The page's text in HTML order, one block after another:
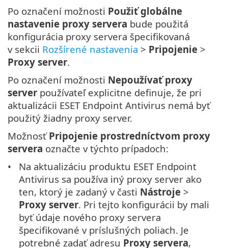
Po označení možnosti Použiť globálne
nastavenie proxy servera bude použitá
konfigurácia proxy servera špecifikovaná
v sekcii Rozšírené nastavenia > Pripojenie >
Proxy server.
Po označení možnosti Nepoužívať proxy
server používateľ explicitne definuje, že pri
aktualizácii ESET Endpoint Antivirus nemá byť
použitý žiadny proxy server.
MožnosťPripojenie prostredníctvom proxy
servera označte v týchto prípadoch:
Na aktualizáciu produktu ESET Endpoint
Antivirus sa používa iný proxy server ako
ten, ktorý je zadaný v časti Nástroje >
Proxy server. Pri tejto konfigurácii by mali
byť údaje nového proxy servera
špecifikované v príslušných poliach. Je
potrebné zadať adresu Proxy servera,